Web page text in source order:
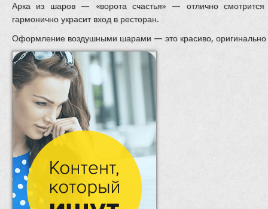
Арка из шаров — «ворота счастья» — отлично
гармонично украсит вход в ресторан.
Оформление воздушными шарами — это красиво, оригинально